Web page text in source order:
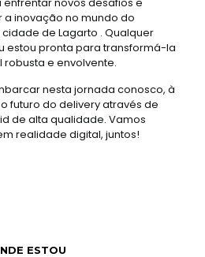
a inovação no mundo do
de Lagarto . Qualquer
estou pronta para transformá-la
e envolvente.
nesta jornada conosco, à
futuro do delivery através de
de alta qualidade. Vamos
realidade digital, juntos!
ESTOU